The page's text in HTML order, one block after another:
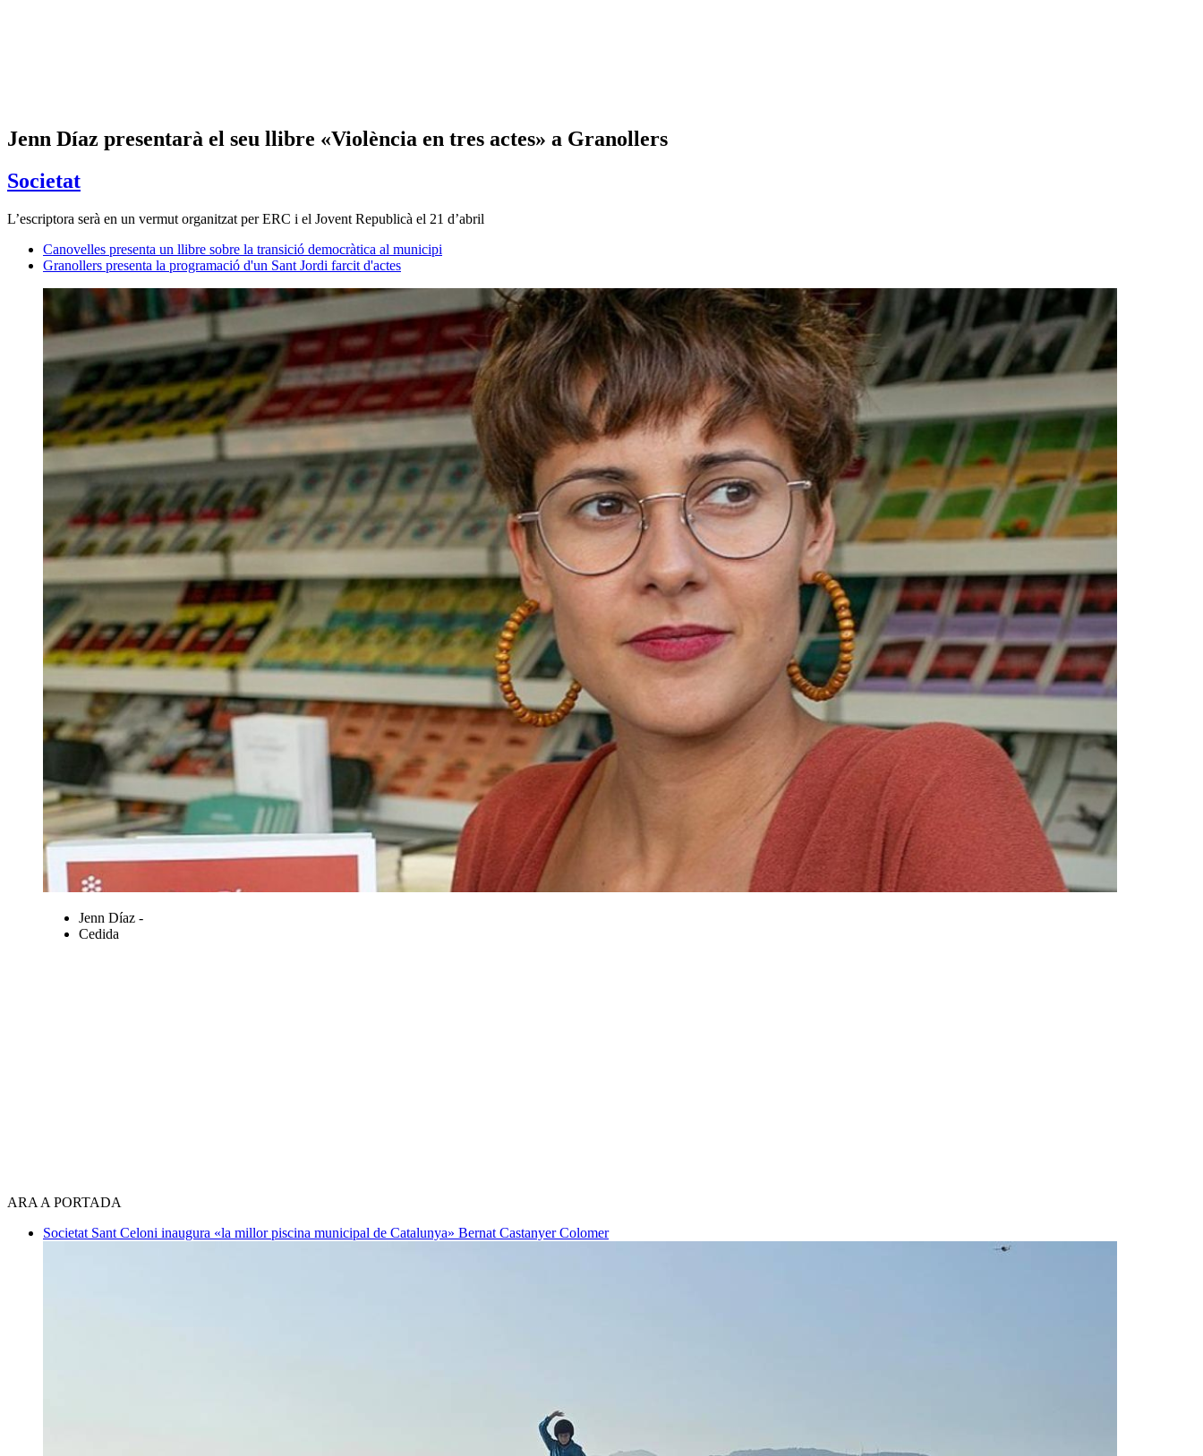
Jenn Díaz presentarà el seu llibre «Violència en tres actes» a Granollers
Societat
L’escriptora serà en un vermut organitzat per ERC i el Jovent Republicà el 21 d’abril
Canovelles presenta un llibre sobre la transició democràtica al municipi
Granollers presenta la programació d'un Sant Jordi farcit d'actes
Jenn Díaz -
Cedida
ARA A PORTADA
Societat Sant Celoni inaugura «la millor piscina municipal de Catalunya» Bernat Castanyer Colomer